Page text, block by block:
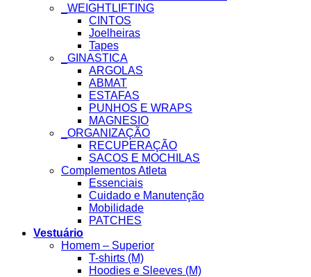
_WEIGHTLIFTING
CINTOS
Joelheiras
Tapes
_GINASTICA
ARGOLAS
ABMAT
ESTAFAS
PUNHOS E WRAPS
MAGNESIO
_ORGANIZAÇÃO
RECUPERAÇÃO
SACOS E MOCHILAS
Complementos Atleta
Essenciais
Cuidado e Manutenção
Mobilidade
PATCHES
Vestuário
Homem – Superior
T-shirts (M)
Hoodies e Sleeves (M)